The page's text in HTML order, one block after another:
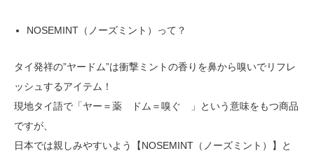
NOSEMINT（ノーズミント）って？
タイ発祥の”ヤードム”は衝撃ミントの香りを鼻から嗅いでリフレ
ッシュするアイテム！
現地タイ語で「ヤー＝薬 ドム＝嗅ぐ 」という意味をもつ商品
ですが、
日本では親しみやすいよう【NOSEMINT（ノーズミント）】と